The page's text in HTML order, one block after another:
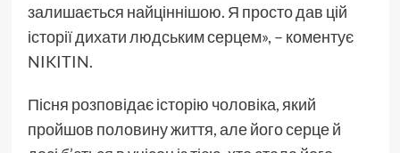
залишається найціннішою. Я просто дав цій
історії дихати людським серцем», – коментує
NIKITIN.
Пісня розповідає історію чоловіка, який
пройшов половину життя, але його серце й